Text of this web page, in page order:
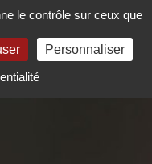
le contrôle sur ceux que
Personnaliser